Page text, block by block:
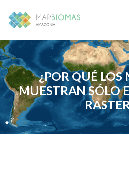
¿POR QUÉ LOS
MUESTRAN SÓLO